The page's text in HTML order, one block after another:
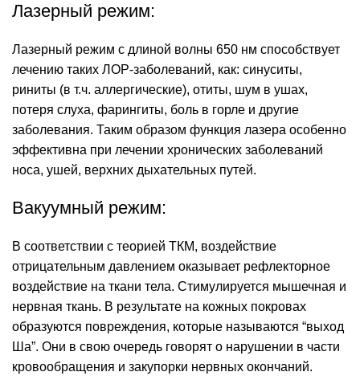
Лазерный режим:
Лазерный режим с длиной волны 650 нм способствует
лечению таких ЛОР-заболеваний, как: синуситы,
риниты (в т.ч. аллергические), отиты, шум в ушах,
потеря слуха, фарингиты, боль в горле и другие
заболевания. Таким образом функция лазера особенно
эффективна при лечении хронических заболеваний
носа, ушей, верхних дыхательных путей.
Вакуумный режим:
В соответствии с теорией ТКМ, воздействие
отрицательным давлением оказывает рефлекторное
воздействие на ткани тела. Стимулируется мышечная и
нервная ткань. В результате на кожных покровах
образуются повреждения, которые называются “выход
Ша”. Они в свою очередь говорят о нарушении в части
кровообращения и закупорки нервных окончаний.